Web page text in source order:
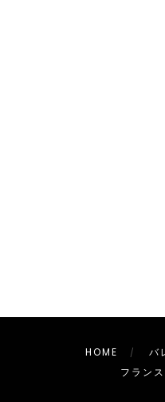
HOME バ
フラン